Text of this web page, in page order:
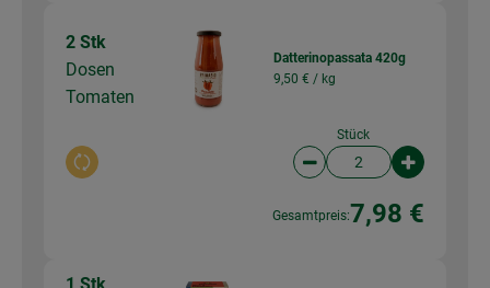
2 Stk
Dosen
Tomaten
Auswahl ändern
Datterinopassata 420g
9,50 € / kg
Stück
Artikelanzahl
Gesamtpreis:7,98 €